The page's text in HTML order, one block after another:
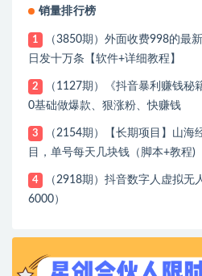
销量排行榜
1
（3850期）外面收费998的最
日发十万条【软件+详细教程】
2
（1127期）《抖音暴利赚钱
0基础做爆款、狠涨粉、快赚钱
3
（2154期）【长期项目】山海
目，单号每天几块钱（脚本+教程)
4
（2918期）抖音数字人虚拟无
6000）